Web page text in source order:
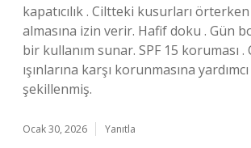
kapatıcılık . Ciltteki kusurları
almasına izin verir. Hafif doku . Gün
bir kullanım sunar. SPF 15 koruması
ışınlarına karşı korunmasına
şekillenmiş.
Ocak 30, 2026 Yanıtla